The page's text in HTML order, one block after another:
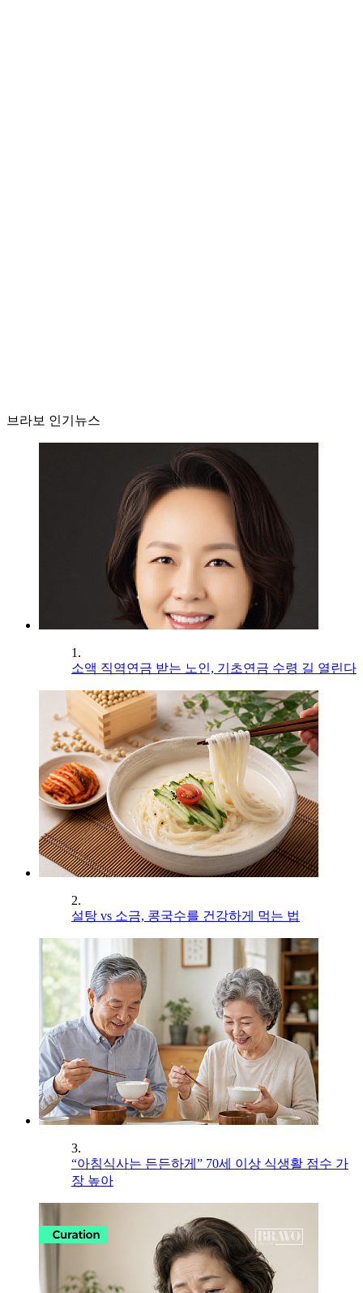
브라보 인기뉴스
1.
소액 직역연금 받는 노인, 기초연금 수령 길 열린다
2.
설탕 vs 소금, 콩국수를 건강하게 먹는 법
3.
“아침식사는 든든하게” 70세 이상 식생활 점수 가
장 높아